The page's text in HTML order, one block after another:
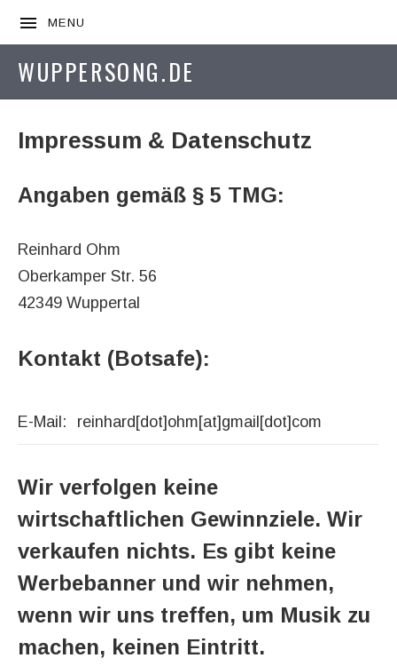
MENU
WUPPERSONG.DE
Impressum & Datenschutz
Angaben gemäß § 5 TMG:
Reinhard Ohm
Oberkamper Str. 56
42349 Wuppertal
Kontakt (Botsafe):
E-Mail: reinhard[dot]ohm[at]gmail[dot]com
Wir verfolgen keine
wirtschaftlichen Gewinnziele. Wir
verkaufen nichts. Es gibt keine
Werbebanner und wir nehmen,
wenn wir uns treffen, um Musik zu
machen, keinen Eintritt.